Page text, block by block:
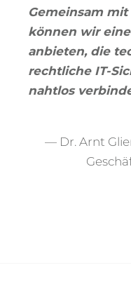
Gemeinsam mit
können wir
anbieten, die
rechtliche IT-
nahtlos
— Dr. Arnt